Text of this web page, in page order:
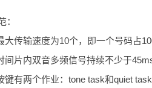
：
大传输速度为10个，即一个号码占
间片内双音多频信号持续不少于
键有两个作业：tone task和quiet task